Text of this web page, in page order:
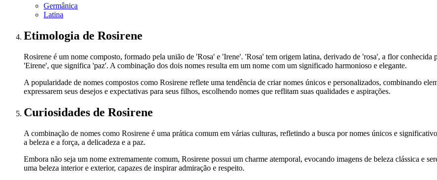
Germânica
Latina
Etimologia de Rosirene
Rosirene é um nome composto, formado pela união de 'Rosa' e 'Irene'. 'Rosa' tem origem latina, derivado de 'rosa', a flor
'Eirene', que significa 'paz'. A combinação dos dois nomes resulta em um nome com um significado harmonioso e elegante.
A popularidade de nomes compostos como Rosirene reflete uma tendência de criar nomes únicos e personalizados, combinando
expressarem seus desejos e expectativas para seus filhos, escolhendo nomes que reflitam suas qualidades e aspirações.
Curiosidades de Rosirene
A combinação de nomes como Rosirene é uma prática comum em várias culturas, refletindo a busca por nomes únicos e
a beleza e a força, a delicadeza e a paz.
Embora não seja um nome extremamente comum, Rosirene possui um charme atemporal, evocando imagens de beleza clássica e
uma beleza interior e exterior, capazes de inspirar admiração e respeito.